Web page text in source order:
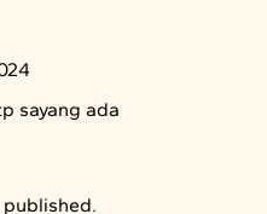
sayang ada